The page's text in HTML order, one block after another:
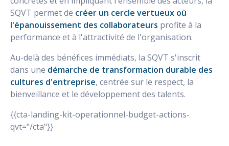
SQVT permet de créer un cercle vertueux où
l'épanouissement des collaborateurs profite à la
performance et à l'attractivité de l'organisation.
Au-delà des bénéfices immédiats, la SQVT s'inscrit
dans une démarche de transformation durable des
cultures d'entreprise, centrée sur le respect, la
bienveillance et le développement des talents.
{{cta-landing-kit-operationnel-budget-actions-
qvt="/cta"}}